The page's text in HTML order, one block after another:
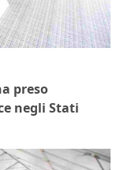
preso
negli Stati